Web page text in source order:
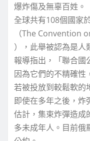
爆炸傷及無辜百姓。
全球共有108個國家
（The Convention
），此舉被認為是人
報導指出，「聯合國
因為它們的不精確性
若被投放到較鬆軟的
即使在多年之後，炸
估計，集束炸彈造成
多未成年人。目前俄